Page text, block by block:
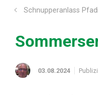
Schnupperanlass
03.08.2024